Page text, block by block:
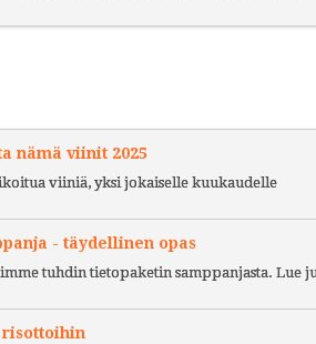
nämä viinit 2025
viiniä, yksi jokaiselle kuukaudelle
- täydellinen opas
tuhdin tietopaketin samppanjasta. Lue
risottoihin